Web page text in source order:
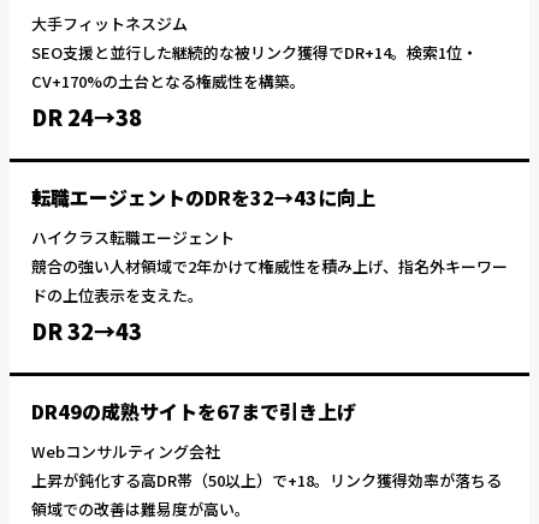
大手フィットネスジム
SEO支援と並行した継続的な被リンク獲得でDR+14。検索1位・
CV+170%の土台となる権威性を構築。
DR 24→38
転職エージェントのDRを32→43に向上
ハイクラス転職エージェント
競合の強い人材領域で2年かけて権威性を積み上げ、指名外キーワー
ドの上位表示を支えた。
DR 32→43
DR49の成熟サイトを67まで引き上げ
Webコンサルティング会社
上昇が鈍化する高DR帯（50以上）で+18。リンク獲得効率が落ちる
領域での改善は難易度が高い。